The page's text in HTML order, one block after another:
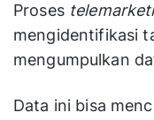
Proses
mengidentifikasi
mengumpulkan
Data ini bisa